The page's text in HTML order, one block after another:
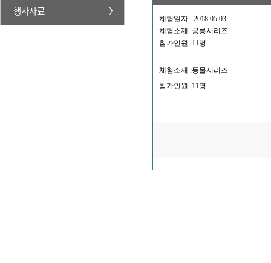
행사자료
체험일자 : 2018.05.03
체험소재 :공룡시리즈
참가인원 :11명
체험소재 :동물시리즈
참가인원 :11명